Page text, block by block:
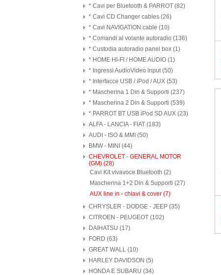
* Cavi per Bluetooth & PARROT (82)
* Cavi CD Changer cables (26)
* Cavi NAVIGATION cable (10)
* Comandi al volante autoradio (136)
* Custodia autoradio panel box (1)
* HOME HI-FI / HOME AUDIO (1)
* Ingressi AudioVideo input (50)
* Interfacce USB / iPod / AUX (53)
* Mascherina 1 Din & Supporti (237)
* Mascherina 2 Din & Supporti (539)
* PARROT BT USB iPod SD AUX (23)
ALFA - LANCIA - FIAT (183)
AUDI - ISO & MMI (50)
BMW - MINI (44)
CHEVROLET - GENERAL MOTOR
(GM) (28)
Cavi Kit vivavoce Bluetooth (2)
Mascherina 1+2 Din & Supporti (27)
AUX line in - chiavi & cover (7)
CHRYSLER - DODGE - JEEP (35)
CITROEN - PEUGEOT (102)
DAIHATSU (17)
FORD (63)
GREAT WALL (10)
HARLEY DAVIDSON (5)
HONDA E SUBARU (34)